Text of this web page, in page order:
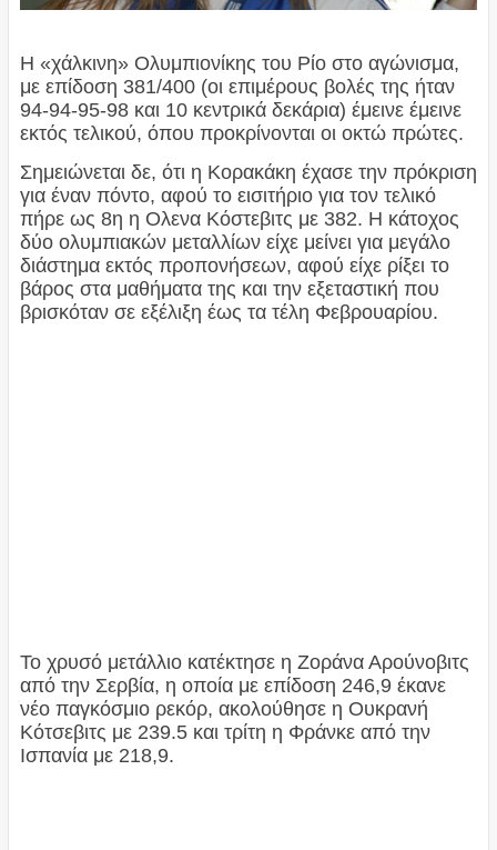
Η «χάλκινη» Ολυμπιονίκης του Ρίο στο αγώνισμα,
με επίδοση 381/400 (οι επιμέρους βολές της ήταν
94-94-95-98 και 10 κεντρικά δεκάρια) έμεινε έμεινε
εκτός τελικού, όπου προκρίνονται οι οκτώ πρώτες.
Σημειώνεται δε, ότι η Κορακάκη έχασε την πρόκριση
για έναν πόντο, αφού το εισιτήριο για τον τελικό
πήρε ως 8η η Ολενα Κόστεβιτς με 382. Η κάτοχος
δύο ολυμπιακών μεταλλίων είχε μείνει για μεγάλο
διάστημα εκτός προπονήσεων, αφού είχε ρίξει το
βάρος στα μαθήματα της και την εξεταστική που
βρισκόταν σε εξέλιξη έως τα τέλη Φεβρουαρίου.
Το χρυσό μετάλλιο κατέκτησε η Ζοράνα Αρούνοβιτς
από την Σερβία, η οποία με επίδοση 246,9 έκανε
νέο παγκόσμιο ρεκόρ, ακολούθησε η Ουκρανή
Κότσεβιτς με 239.5 και τρίτη η Φράνκε από την
Ισπανία με 218,9.